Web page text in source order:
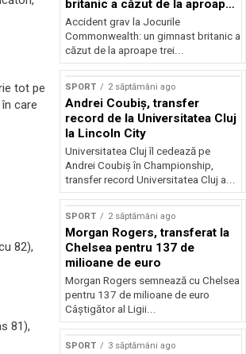
tot pe
care
82),
81),
britanic a căzut de la aproape
trei metri
Accident grav la Jocurile
Commonwealth: un gimnast britanic a
căzut de la aproape trei...
SPORT 2 săptămâni ago
Andrei Coubiș, transfer
record de la Universitatea Cluj
la Lincoln City
Universitatea Cluj îl cedează pe
Andrei Coubiș în Championship,
transfer record Universitatea Cluj a...
SPORT 2 săptămâni ago
Morgan Rogers, transferat la
Chelsea pentru 137 de
milioane de euro
Morgan Rogers semnează cu Chelsea
pentru 137 de milioane de euro
Câștigător al Ligii...
SPORT 3 săptămâni ago